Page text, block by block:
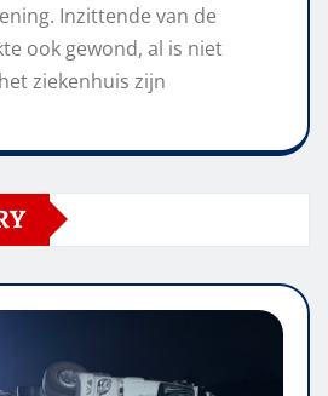
Inzittende van de
ook gewond, al is niet
ziekenhuis zijn